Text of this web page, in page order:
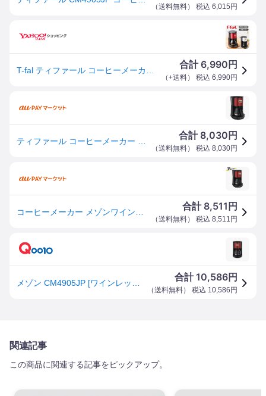
（送料無料） 税込 6,015 円
合計6,990 円
（+送料） 税込 6,990円
合計 8,030 円
（送料無料） 税込 8,030円
合計 8,511 円
（送料無料） 税込 8,511 円
合計10,586円
（送料無料） 税込 10,586 円
関連記事
この商品に関連する記事をピックアップ。